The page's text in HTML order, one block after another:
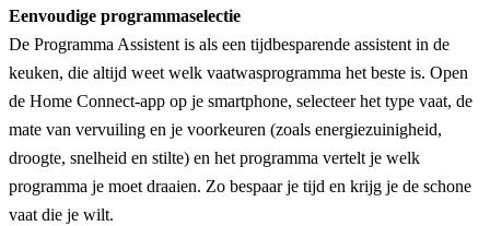
Eenvoudige programmaselectie
De Programma Assistent is als een tijdbesparende assistent in de
keuken, die altijd weet welk vaatwasprogramma het beste is. Open
de Home Connect-app op je smartphone, selecteer het type vaat, de
mate van vervuiling en je voorkeuren (zoals energiezuinigheid,
droogte, snelheid en stilte) en het programma vertelt je welk
programma je moet draaien. Zo bespaar je tijd en krijg je de schone
vaat die je wilt.